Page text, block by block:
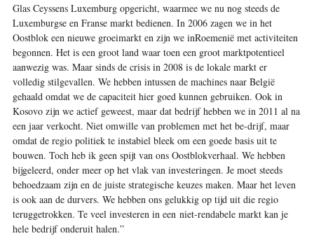
Glas Ceyssens Luxemburg opgericht, waarmee we nu nog steeds de
Luxemburgse en Franse markt bedienen. In 2006 zagen we in het
Oostblok een nieuwe groeimarkt en zijn we inRoemenië met activiteiten
begonnen. Het is een groot land waar toen een groot marktpotentieel
aanwezig was. Maar sinds de crisis in 2008 is de lokale markt er
volledig stilgevallen. We hebben intussen de machines naar België
gehaald omdat we de capaciteit hier goed kunnen gebruiken. Ook in
Kosovo zijn we actief geweest, maar dat bedrijf hebben we in 2011 al na
een jaar verkocht. Niet omwille van problemen met het be-drijf, maar
omdat de regio politiek te instabiel bleek om een goede basis uit te
bouwen. Toch heb ik geen spijt van ons Oostblokverhaal. We hebben
bijgeleerd, onder meer op het vlak van investeringen. Je moet steeds
behoedzaam zijn en de juiste strategische keuzes maken. Maar het leven
is ook aan de durvers. We hebben ons gelukkig op tijd uit die regio
teruggetrokken. Te veel investeren in een niet-rendabele markt kan je
hele bedrijf onderuit halen.”